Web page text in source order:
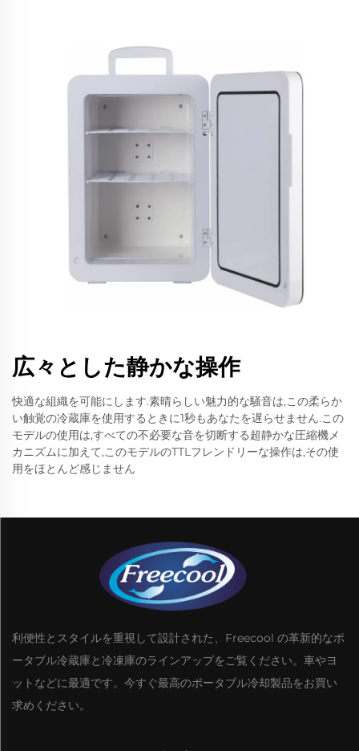
広々とした静かな操作
快適な組織を可能にします.素晴らしい魅力的な騒音は,この柔らか
い触覚の冷蔵庫を使用するときに1秒もあなたを遅らせません.この
モデルの使用は,すべての不必要な音を切断する超静かな圧縮機メ
カニズムに加えて,このモデルのTTLフレンドリーな操作は,その使
用をほとんど感じません
利便性とスタイルを重視して設計された、Freecool の革新的なポ
ータブル冷蔵庫と冷凍庫のラインアップをご覧ください。車やヨ
ットなどに最適です。今すぐ最高のポータブル冷却製品をお買い
求めください。